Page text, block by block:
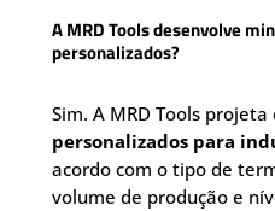
A MRD Tools desenvolve
personalizados?
Sim. A MRD Tools
personalizados para
acordo com o tipo de
volume de produção e